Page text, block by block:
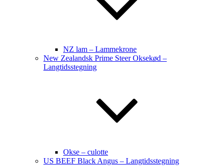
NZ lam – Lammekrone
New Zealandsk Prime Steer Oksekød –
Langtidsstegning
Okse – culotte
US BEEF Black Angus – Langtidsstegning